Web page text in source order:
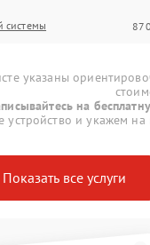
системы
указаны
на
и укажем на
Показать все услуги